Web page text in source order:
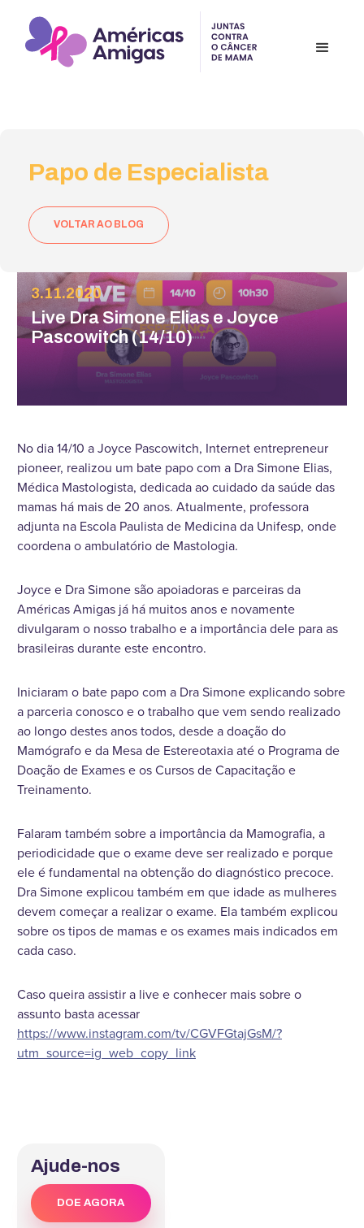
Papo de Especialista
VOLTAR AO BLOG
3.11.2020
Live Dra Simone Elias e Joyce
Pascowitch (14/10)
No dia 14/10 a Joyce Pascowitch, Internet entrepreneur
pioneer, realizou um bate papo com a Dra Simone Elias,
Médica Mastologista, dedicada ao cuidado da saúde das
mamas há mais de 20 anos. Atualmente, professora
adjunta na Escola Paulista de Medicina da Unifesp, onde
coordena o ambulatório de Mastologia.
Joyce e Dra Simone são apoiadoras e parceiras da
Américas Amigas já há muitos anos e novamente
divulgaram o nosso trabalho e a importância dele para as
brasileiras durante este encontro.
Iniciaram o bate papo com a Dra Simone explicando sobre
a parceria conosco e o trabalho que vem sendo realizado
ao longo destes anos todos, desde a doação do
Mamógrafo e da Mesa de Estereotaxia até o Programa de
Doação de Exames e os Cursos de Capacitação e
Treinamento.
Falaram também sobre a importância da Mamografia, a
periodicidade que o exame deve ser realizado e porque
ele é fundamental na obtenção do diagnóstico precoce.
Dra Simone explicou também em que idade as mulheres
devem começar a realizar o exame. Ela também explicou
sobre os tipos de mamas e os exames mais indicados em
cada caso.
Caso queira assistir a live e conhecer mais sobre o
assunto basta acessar
https://www.instagram.com/tv/CGVFGtajGsM/?
utm_source=ig_web_copy_link
Ajude-nos
DOE AGORA